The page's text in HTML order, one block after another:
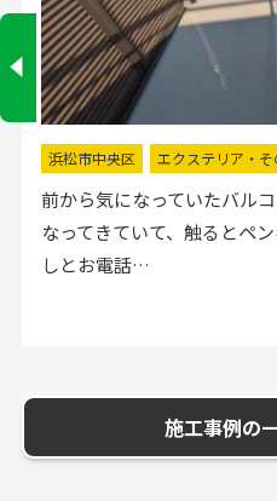
掛川市 水回りリフォーム
流し台の水栓が壊れたので
いただきました。確認した
で取替する…
施工事例の